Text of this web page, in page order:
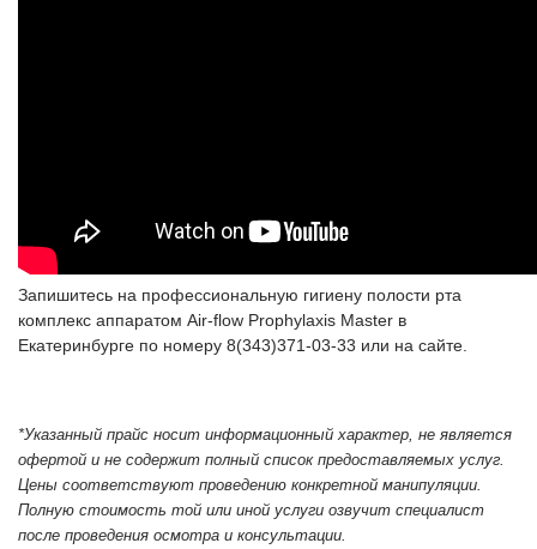
Запишитесь на профессиональную гигиену полости рта
комплекс аппаратом Air-flow Prophylaxis Master в
Екатеринбурге по номеру 8(343)371-03-33 или на сайте.
*Указанный прайс носит информационный характер, не является
офертой и не содержит полный список предоставляемых услуг.
Цены соответствуют проведению конкретной манипуляции.
Полную стоимость той или иной услуги озвучит специалист
после проведения осмотра и консультации.